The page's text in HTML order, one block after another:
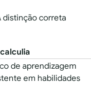
distinção correta
de aprendizagem
em habilidades